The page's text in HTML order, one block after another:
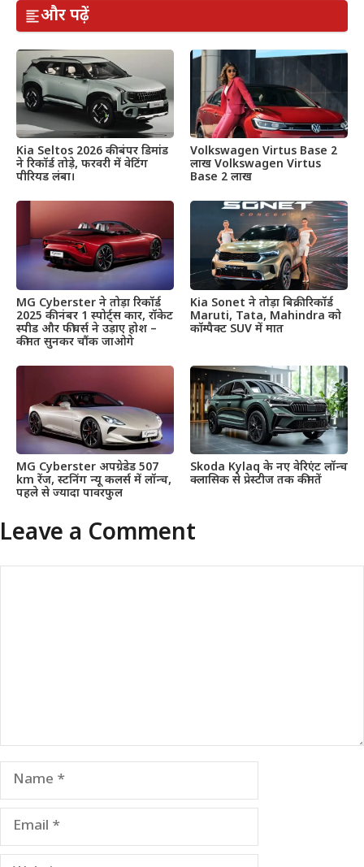
और पढ़ें
Kia Seltos 2026 की बंपर डिमांड
ने रिकॉर्ड तोड़े, फरवरी में वेटिंग
पीरियड लंबा।
Volkswagen Virtus Base 2
लाख Volkswagen Virtus
Base 2 लाख
MG Cyberster ने तोड़ा रिकॉर्ड
2025 की नंबर 1 स्पोर्ट्स कार, रॉकेट
स्पीड और फीचर्स ने उड़ाए होश –
कीमत सुनकर चौंक जाओगे
Kia Sonet ने तोड़ा बिक्री रिकॉर्ड
Maruti, Tata, Mahindra को
कॉम्पैक्ट SUV में मात
MG Cyberster अपग्रेडेड 507
km रेंज, स्टनिंग न्यू कलर्स में लॉन्च,
पहले से ज्यादा पावरफुल
Skoda Kylaq के नए वेरिएंट लॉन्च
क्लासिक से प्रेस्टीज तक कीमतें
Leave a Comment
Name
Email
Website